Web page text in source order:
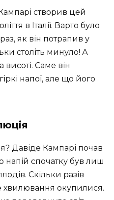
створив цей
в Італії. Варто було
як він потрапив у
століть минуло! А
Саме він
напої, але що його
Давіде Кампарі почав
напій спочатку був лиш
Скільки разів
окупилися.